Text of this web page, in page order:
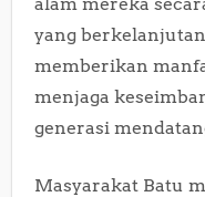
yang
memberikan
menjaga
generasi
Masyarakat Batu